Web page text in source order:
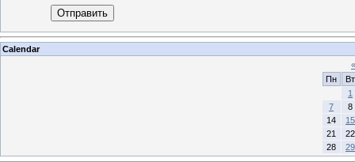
Отправить
Calendar
«
Пн
Вт
1
7
8
14
15
21
22
28
29